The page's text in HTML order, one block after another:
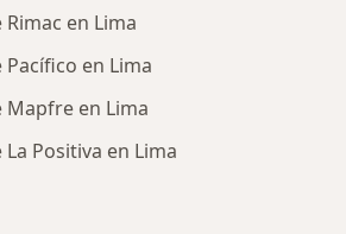
en Lima
en Lima
en Lima
Positiva en Lima